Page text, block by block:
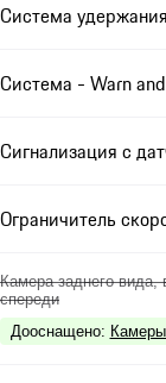
Система
Система - Warn
Сигнализация с
Ограничитель
Камера заднего вида,
спереди
Дооснащено: